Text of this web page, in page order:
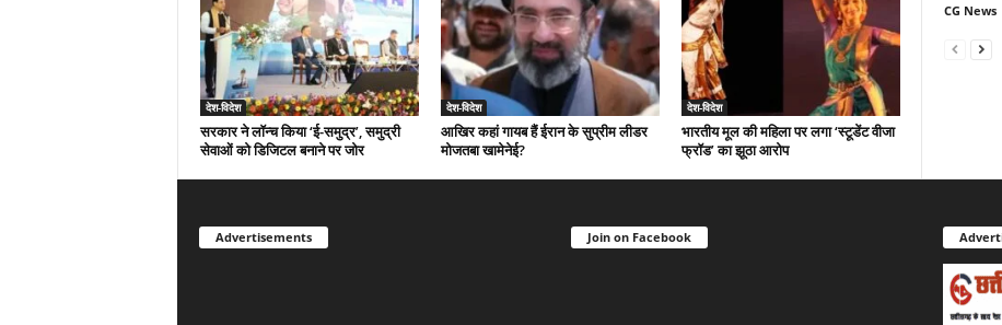
देश-विदेश
सरकार ने लॉन्च किया ‘ई-समुद्र’, समुद्री
सेवाओं को डिजिटल बनाने पर जोर
देश-विदेश
आखिर कहां गायब हैं ईरान के सुप्रीम लीडर
मोजतबा खामेनेई?
देश-विदेश
भारतीय मूल की महिला पर लगा ‘स्टूडेंट वीजा
फ्रॉड’ का झूठा आरोप
CG News
Advertisements Join on Facebook